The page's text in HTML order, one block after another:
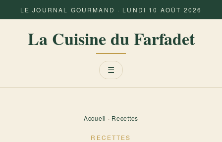
LE JOURNAL GOURMAND · LUNDI 10 AOÛT 2026
La Cuisine du Farfadet
Menu
☰
Accueil · Recettes
RECETTES